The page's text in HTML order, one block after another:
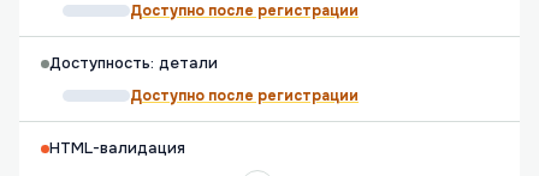
Доступно после регистрации
Доступность: детали
Доступно после регистрации
HTML-валидация